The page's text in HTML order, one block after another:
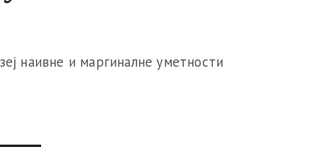
наивне и маргиналне уметности